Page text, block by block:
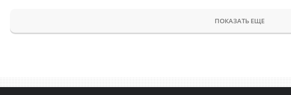
ПОКАЗАТЬ ЕЩЕ